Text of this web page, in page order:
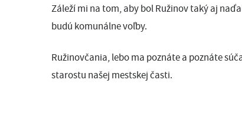
Záleží mi na tom, aby bol Ružinov taký aj
budú komunálne voľby.
Ružinovčania, lebo ma poznáte a poznáte
starostu našej mestskej časti.